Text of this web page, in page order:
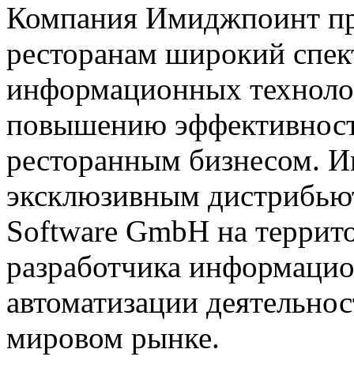
Компания Имиджпоинт
ресторанам широкий
информационных
повышению
ресторанным бизнесом.
эксклюзивным
Software GmbH на
разработчика
автоматизации
мировом рынке.